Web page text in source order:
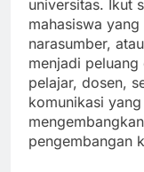
universitas. Ikut
mahasiswa
narasumber,
menjadi peluang
pelajar, dosen,
komunikasi
pengembangan